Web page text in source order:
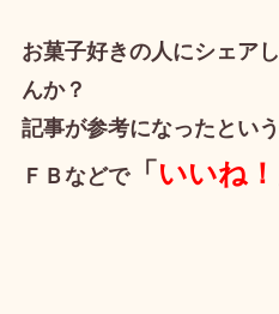
お菓子好きの人にシェア
んか？
記事が参考になったとい
ＦＢなどで「 いいね！